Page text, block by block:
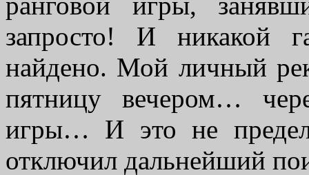
запросто! И никакой
найдено. Мой личный
пятницу вечером…
игры… И это не
отключил дальнейший